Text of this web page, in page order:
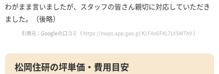
わがまま言いましたが、スタッフの皆さん親切に対応していただき
ました。（後略）
引用元：Googleの口コミ（https://maps.app.goo.gl/K1FAn6FKL7LXSWTh9 ）
松岡住研の坪単価・費用目安